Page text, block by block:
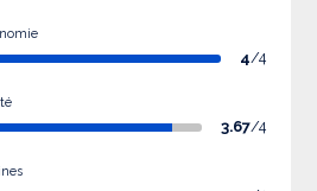
4/4
3.67/4